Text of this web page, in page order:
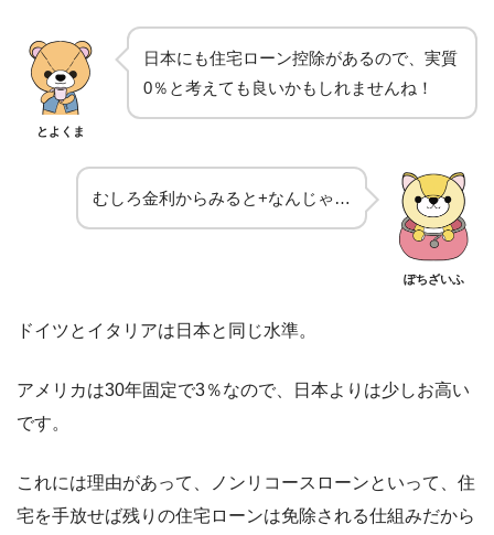
とよくま
日本にも住宅ローン控除があるので、実質
0％と考えても良いかもしれませんね！
むしろ金利からみると+なんじゃ…
ぽちざいふ
ドイツとイタリアは日本と同じ水準。
アメリカは30年固定で3％なので、日本よりは少しお高い
です。
これには理由があって、ノンリコースローンといって、住
宅を手放せば残りの住宅ローンは免除される仕組みだから